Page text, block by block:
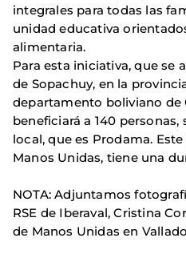
integrales para todas las
unidad educativa
alimentaria.
Para esta iniciativa, que se
de Sopachuy, en la
departamento boliviano de
beneficiará a 140
local, que es Prodama.
Manos Unidas, tiene una
NOTA: Adjuntamos
RSE de Iberaval, Cristina
de Manos Unidas en